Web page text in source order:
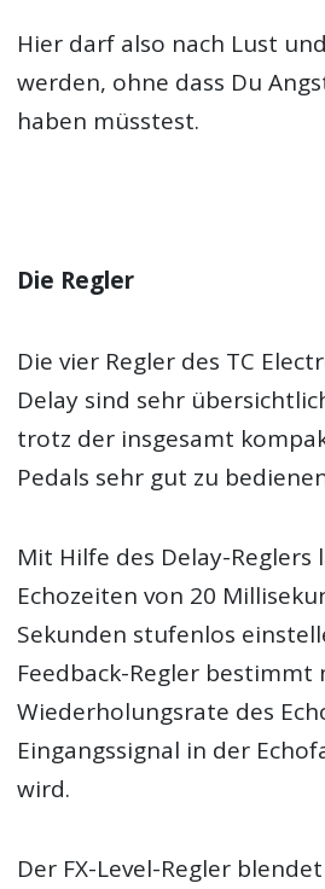
Hier darf also nach Lust
werden, ohne dass Du
haben müsstest.
Die Regler
Die vier Regler des TC
Delay sind sehr
trotz der insgesamt
Pedals sehr gut zu
Mit Hilfe des Delay-Reglers
Echozeiten von 20
Sekunden stufenlos
Feedback-Regler bestimmt
Wiederholungsrate des
Eingangssignal in der
wird.
Der FX-Level-Regler